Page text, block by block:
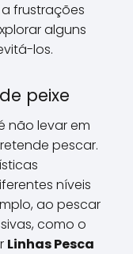
frustrações
alguns
los.
peixe
não levar em
pescar.
níveis
ao pescar
como o
Linhas Pesca